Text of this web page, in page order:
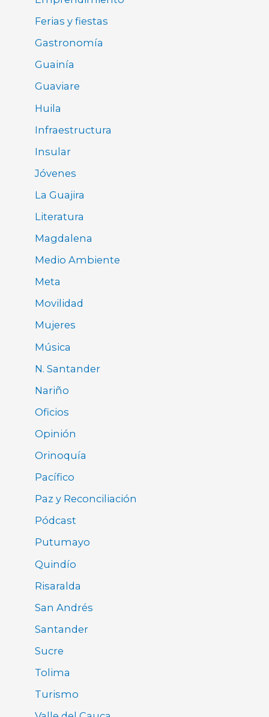
Ferias y fiestas
Gastronomía
Guainía
Guaviare
Huila
Infraestructura
Insular
Jóvenes
La Guajira
Literatura
Magdalena
Medio Ambiente
Meta
Movilidad
Mujeres
Música
N. Santander
Nariño
Oficios
Opinión
Orinoquía
Pacífico
Paz y Reconciliación
Pódcast
Putumayo
Quindío
Risaralda
San Andrés
Santander
Sucre
Tolima
Turismo